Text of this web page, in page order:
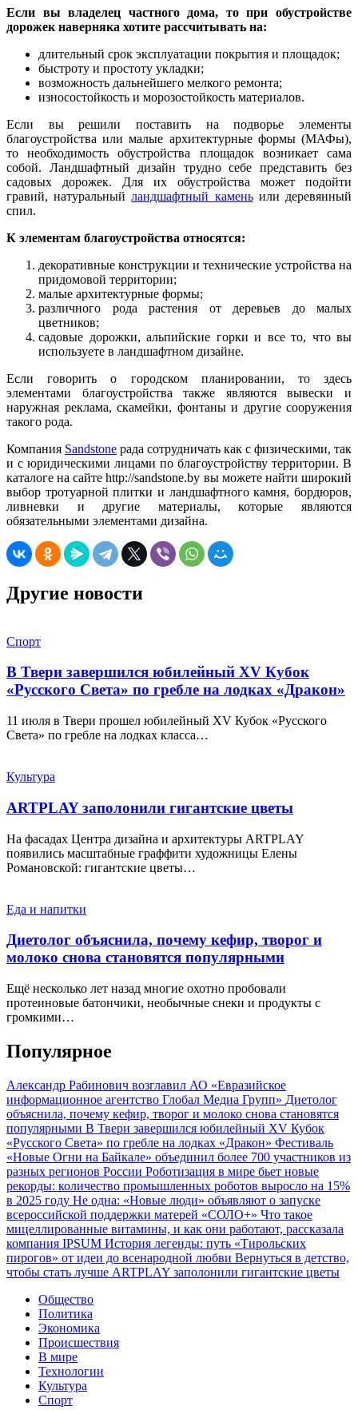
Если вы владелец частного дома, то при обустройстве
дорожек наверняка хотите рассчитывать на:
длительный срок эксплуатации покрытия и площадок;
быстроту и простоту укладки;
возможность дальнейшего мелкого ремонта;
износостойкость и морозостойкость материалов.
Если вы решили поставить на подворье элементы
благоустройства или малые архитектурные формы (МАФы),
то необходимость обустройства площадок возникает сама
собой. Ландшафтный дизайн трудно себе представить без
садовых дорожек. Для их обустройства может подойти
гравий, натуральныйландшафтный каменьили деревянный
спил.
К элементам благоустройства относятся:
декоративные конструкции и технические устройства на
придомовой территории;
малые архитектурные формы;
различного рода растения от деревьев до малых
цветников;
садовые дорожки, альпийские горки и все то, что вы
используете в ландшафтном дизайне.
Если говорить о городском планировании, то здесь
элементами благоустройства также являются вывески и
наружная реклама, скамейки, фонтаны и другие сооружения
такого рода.
Компания Sandstone рада сотрудничать как с физическими, так
и с юридическими лицами по благоустройству территории. В
каталоге на сайте http://sandstone.by вы можете найти широкий
выбор тротуарной плитки и ландшафтного камня, бордюров,
ливневки и другие материалы, которые являются
обязательными элементами дизайна.
Другие новости
Спорт
В Твери завершился юбилейный XV Кубок
«Русского Света» по гребле на лодках «Дракон»
11 июля в Твери прошел юбилейный XV Кубок «Русского
Света» по гребле на лодках класса…
Культура
ARTPLAY заполонили гигантские цветы
На фасадах Центра дизайна и архитектуры ARTPLAY
появились масштабные граффити художницы Елены
Романовской: гигантские цветы…
Еда и напитки
Диетолог объяснила, почему кефир, творог и
молоко снова становятся популярными
Ещё несколько лет назад многие охотно пробовали
протеиновые батончики, необычные снеки и продукты с
громкими…
Популярное
Александр Рабинович возглавил АО «Евразийское
информационное агентство Глобал Медиа Групп» Диетолог
объяснила, почему кефир, творог и молоко снова становятся
популярными В Твери завершился юбилейный XV Кубок
«Русского Света» по гребле на лодках «Дракон» Фестиваль
«Новые Огни на Байкале» объединил более 700 участников из
разных регионов России Роботизация в мире бьет новые
рекорды: количество промышленных роботов выросло на 15%
в 2025 году Не одна: «Новые люди» объявляют о запуске
всероссийской поддержки матерей «СОЛО+» Что такое
мицеллированные витамины, и как они работают, рассказала
компания IPSUM История легенды: путь «Тирольских
пирогов» от идеи до всенародной любви Вернуться в детство,
чтобы стать лучше ARTPLAY заполонили гигантские цветы
Общество
Политика
Экономика
Происшествия
В мире
Технологии
Культура
Спорт